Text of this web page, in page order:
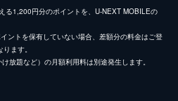
る1,200円分のポイントを、U-NEXT MOBILEの
ントを保有していない場合、差額分の料金はご登
ます。
放題など）の月額利用料は別途発生します。